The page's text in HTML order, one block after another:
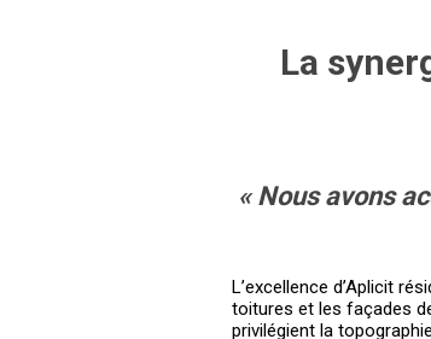
La
« Nous avons
L’excellence d’Aplicit
toitures et les façades
privilégient la